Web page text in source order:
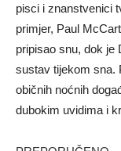
pisci i znanstvenici
primjer, Paul
pripisao snu, dok je
sustav tijekom sna.
običnih noćnih
dubokim uvidima i